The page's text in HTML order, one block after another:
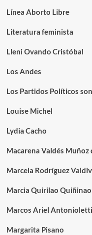
Línea Aborto Libre
Literatura feminista
Lleni Ovando Cristóbal
Los Andes
Los Partidos Políticos
Louise Michel
Lydia Cacho
Macarena Valdés Muñoz
Marcela Rodríguez
Marcia Quirilao
Marcos Ariel
Margarita Pisano